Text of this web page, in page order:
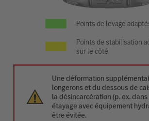
Points de levage
Points de stabilisation
sur le côté
Une déformation
longerons et du dessous de
la désincarcération (p. ex. dans
étayage avec équipement
être évitée.